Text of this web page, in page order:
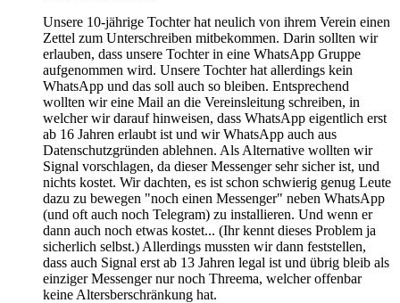
Unsere 10-jährige Tochter hat neulich von ihrem Verein einen
Zettel zum Unterschreiben mitbekommen. Darin sollten wir
erlauben, dass unsere Tochter in eine WhatsApp Gruppe
aufgenommen wird. Unsere Tochter hat allerdings kein
WhatsApp und das soll auch so bleiben. Entsprechend
wollten wir eine Mail an die Vereinsleitung schreiben, in
welcher wir darauf hinweisen, dass WhatsApp eigentlich erst
ab 16 Jahren erlaubt ist und wir WhatsApp auch aus
Datenschutzgründen ablehnen. Als Alternative wollten wir
Signal vorschlagen, da dieser Messenger sehr sicher ist, und
nichts kostet. Wir dachten, es ist schon schwierig genug Leute
dazu zu bewegen "noch einen Messenger" neben WhatsApp
(und oft auch noch Telegram) zu installieren. Und wenn er
dann auch noch etwas kostet... (Ihr kennt dieses Problem ja
sicherlich selbst.) Allerdings mussten wir dann feststellen,
dass auch Signal erst ab 13 Jahren legal ist und übrig bleib als
einziger Messenger nur noch Threema, welcher offenbar
keine Altersberschränkung hat.